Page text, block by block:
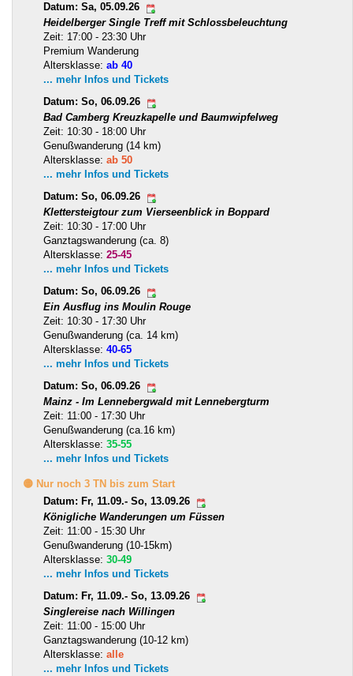
Datum: Sa, 05.09.26
Heidelberger Single Treff mit Schlossbeleuchtung
Zeit: 17:00 - 23:30 Uhr
Premium Wanderung
Altersklasse: ab 40
... mehr Infos und Tickets
Datum: So, 06.09.26
Bad Camberg Kreuzkapelle und Baumwipfelweg
Zeit: 10:30 - 18:00 Uhr
Genußwanderung (14 km)
Altersklasse: ab 50
... mehr Infos und Tickets
Datum: So, 06.09.26
Klettersteigtour zum Vierseenblick in Boppard
Zeit: 10:30 - 17:00 Uhr
Ganztagswanderung (ca. 8)
Altersklasse: 25-45
... mehr Infos und Tickets
Datum: So, 06.09.26
Ein Ausflug ins Moulin Rouge
Zeit: 10:30 - 17:30 Uhr
Genußwanderung (ca. 14 km)
Altersklasse: 40-65
... mehr Infos und Tickets
Datum: So, 06.09.26
Mainz - Im Lennebergwald mit Lennebergturm
Zeit: 11:00 - 17:30 Uhr
Genußwanderung (ca.16 km)
Altersklasse: 35-55
... mehr Infos und Tickets
🟡 Nur noch 3 TN bis zum Start
Datum: Fr, 11.09.- So, 13.09.26
Königliche Wanderungen um Füssen
Zeit: 11:00 - 15:30 Uhr
Genußwanderung (10-15km)
Altersklasse: 30-49
... mehr Infos und Tickets
Datum: Fr, 11.09.- So, 13.09.26
Singlereise nach Willingen
Zeit: 11:00 - 15:00 Uhr
Ganztagswanderung (10-12 km)
Altersklasse: alle
... mehr Infos und Tickets